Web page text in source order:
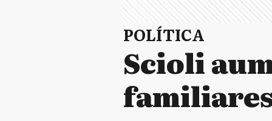
POLÍTICA
Scioli